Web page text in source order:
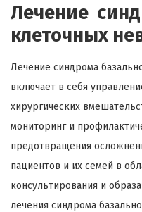
Лечение
клеточных
Лечение синдрома
включает в себя
хирургических
мониторинг и
предотвращения
пациентов и их семей в
консультирования и
лечения синдрома